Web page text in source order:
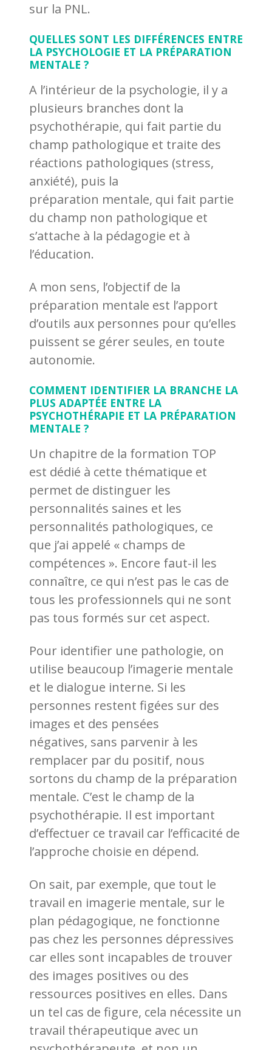
sur la PNL.
QUELLES SONT LES DIFFÉRENCES ENTRE
LA PSYCHOLOGIE ET LA PRÉPARATION
MENTALE ?
A l’intérieur de la psychologie, il y a
plusieurs branches dont la
psychothérapie, qui fait partie du
champ pathologique et traite des
réactions pathologiques (stress,
anxiété), puis la
préparation mentale, qui fait partie
du champ non pathologique et
s’attache à la pédagogie et à
l’éducation.
A mon sens, l’objectif de la
préparation mentale est l’apport
d’outils aux personnes pour qu’elles
puissent se gérer seules, en toute
autonomie.
COMMENT IDENTIFIER LA BRANCHE LA
PLUS ADAPTÉE ENTRE LA
PSYCHOTHÉRAPIE ET LA PRÉPARATION
MENTALE ?
Un chapitre de la formation TOP
est dédié à cette thématique et
permet de distinguer les
personnalités saines et les
personnalités pathologiques, ce
que j’ai appelé « champs de
compétences ». Encore faut-il les
connaître, ce qui n’est pas le cas de
tous les professionnels qui ne sont
pas tous formés sur cet aspect.
Pour identifier une pathologie, on
utilise beaucoup l’imagerie mentale
et le dialogue interne. Si les
personnes restent figées sur des
images et des pensées
négatives, sans parvenir à les
remplacer par du positif, nous
sortons du champ de la préparation
mentale. C’est le champ de la
psychothérapie. Il est important
d’effectuer ce travail car l’efficacité de
l’approche choisie en dépend.
On sait, par exemple, que tout le
travail en imagerie mentale, sur le
plan pédagogique, ne fonctionne
pas chez les personnes dépressives
car elles sont incapables de trouver
des images positives ou des
ressources positives en elles. Dans
un tel cas de figure, cela nécessite un
travail thérapeutique avec un